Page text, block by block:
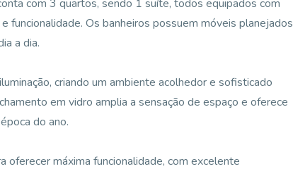
com 3 quartos, sendo 1 suíte, todos equipados com
funcionalidade. Os banheiros possuem móveis planejados
a dia.
criando um ambiente acolhedor e sofisticado
em vidro amplia a sensação de espaço e oferece
do ano.
máxima funcionalidade, com excelente